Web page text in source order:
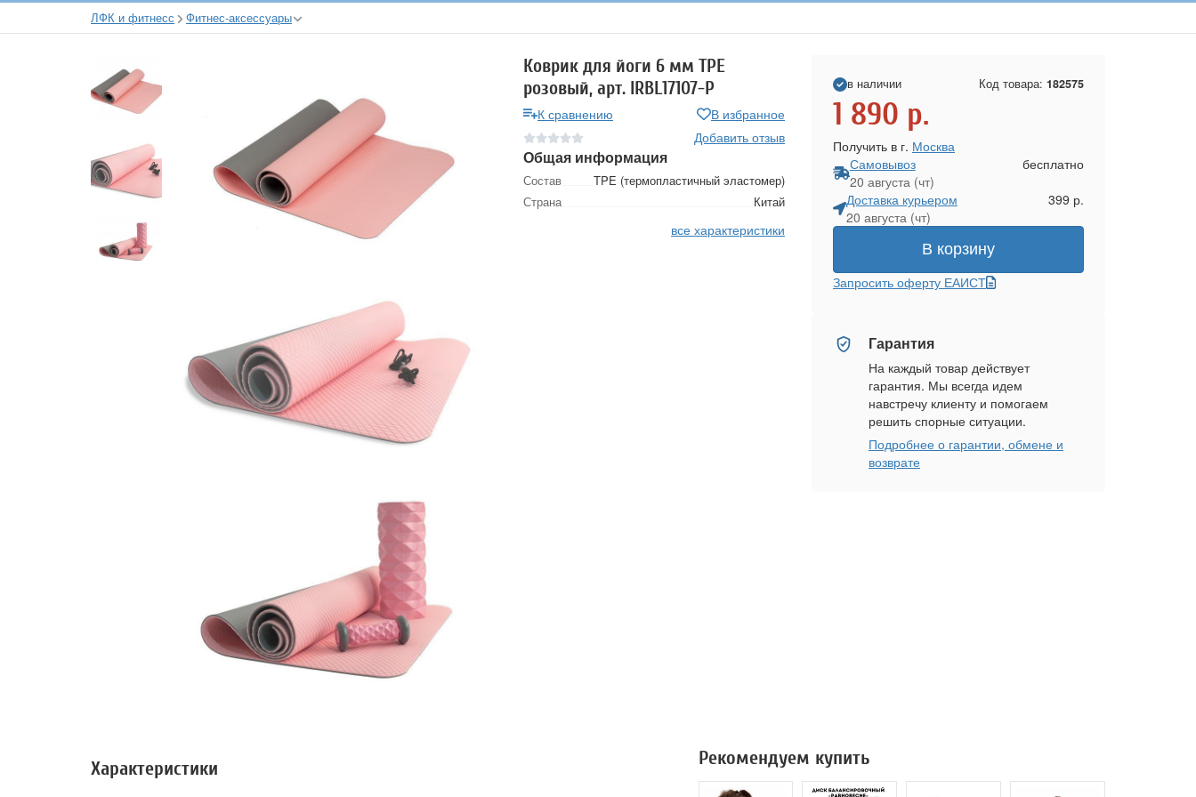
ЛФК и фитнесс Фитнес-аксессуары
Коврик для йоги 6 мм TPE
розовый, арт. IRBL17107-P
К сравнению
В избранное
Добавить отзыв
Общая информация
Состав
TPE (термопластичный эластомер)
Страна
Китай
все характеристики
в наличии Код товара: 182575
1 890 р.
Получить в г. Москва
Самовывоз
20 августа (чт)
бесплатно
Доставка курьером
20 августа (чт)
399 р.
В корзину
Запросить оферту ЕАИСТ
Гарантия
На каждый товар действует
гарантия. Мы всегда идем
навстречу клиенту и помогаем
решить спорные ситуации.
Подробнее о гарантии, обмене и
возврате
Характеристики Рекомендуем купить